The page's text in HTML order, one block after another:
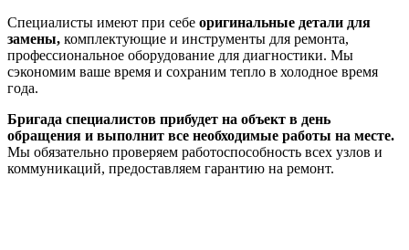
Специалисты имеют при себе оригинальные детали для
замены, комплектующие и инструменты для ремонта,
профессиональное оборудование для диагностики. Мы
сэкономим ваше время и сохраним тепло в холодное время
года.
Бригада специалистов прибудет на объект в день
обращения и выполнит все необходимые работы на месте.
Мы обязательно проверяем работоспособность всех узлов и
коммуникаций, предоставляем гарантию на ремонт.